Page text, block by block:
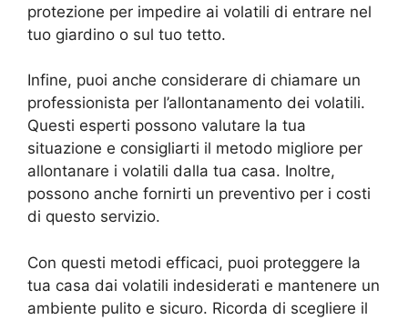
protezione per impedire ai volatili di entrare nel
tuo giardino o sul tuo tetto.
Infine, puoi anche considerare di chiamare un
professionista per l’allontanamento dei volatili.
Questi esperti possono valutare la tua
situazione e consigliarti il metodo migliore per
allontanare i volatili dalla tua casa. Inoltre,
possono anche fornirti un preventivo per i costi
di questo servizio.
Con questi metodi efficaci, puoi proteggere la
tua casa dai volatili indesiderati e mantenere un
ambiente pulito e sicuro. Ricorda di scegliere il